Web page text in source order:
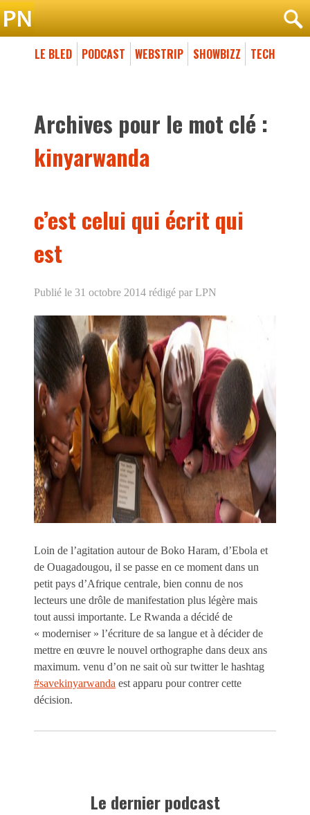
LE BLED PODCAST WEBSTRIP SHOWBIZZ TECH
Archives pour le mot clé :
kinyarwanda
c’est celui qui écrit qui
est
Publié le 31 octobre 2014 rédigé par LPN
Loin de l’agitation autour de Boko Haram, d’Ebola et
de Ouagadougou, il se passe en ce moment dans un
petit pays d’Afrique centrale, bien connu de nos
lecteurs une drôle de manifestation plus légère mais
tout aussi importante. Le Rwanda a décidé de
« moderniser » l’écriture de sa langue et à décider de
mettre en œuvre le nouvel orthographe dans deux ans
maximum. venu d’on ne sait où sur twitter le hashtag
#savekinyarwanda est apparu pour contrer cette
décision.
Le dernier podcast